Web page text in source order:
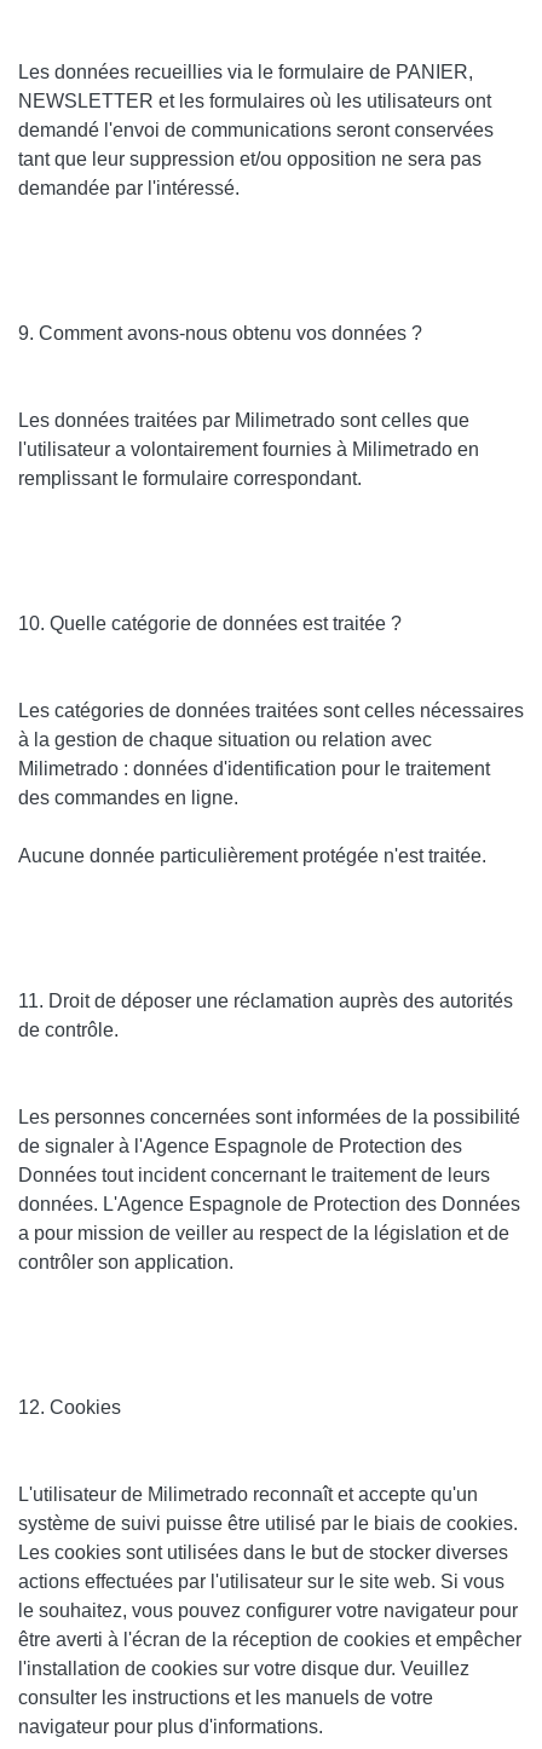
Les données recueillies via le formulaire de PANIER,
NEWSLETTER et les formulaires où les utilisateurs ont
demandé l'envoi de communications seront conservées
tant que leur suppression et/ou opposition ne sera pas
demandée par l'intéressé.
9. Comment avons-nous obtenu vos données ?
Les données traitées par Milimetrado sont celles que
l'utilisateur a volontairement fournies à Milimetrado en
remplissant le formulaire correspondant.
10. Quelle catégorie de données est traitée ?
Les catégories de données traitées sont celles nécessaires
à la gestion de chaque situation ou relation avec
Milimetrado : données d'identification pour le traitement
des commandes en ligne.
Aucune donnée particulièrement protégée n'est traitée.
11. Droit de déposer une réclamation auprès des autorités
de contrôle.
Les personnes concernées sont informées de la possibilité
de signaler à l'Agence Espagnole de Protection des
Données tout incident concernant le traitement de leurs
données. L'Agence Espagnole de Protection des Données
a pour mission de veiller au respect de la législation et de
contrôler son application.
12. Cookies
L'utilisateur de Milimetrado reconnaît et accepte qu'un
système de suivi puisse être utilisé par le biais de cookies.
Les cookies sont utilisées dans le but de stocker diverses
actions effectuées par l'utilisateur sur le site web. Si vous
le souhaitez, vous pouvez configurer votre navigateur pour
être averti à l'écran de la réception de cookies et empêcher
l'installation de cookies sur votre disque dur. Veuillez
consulter les instructions et les manuels de votre
navigateur pour plus d'informations.